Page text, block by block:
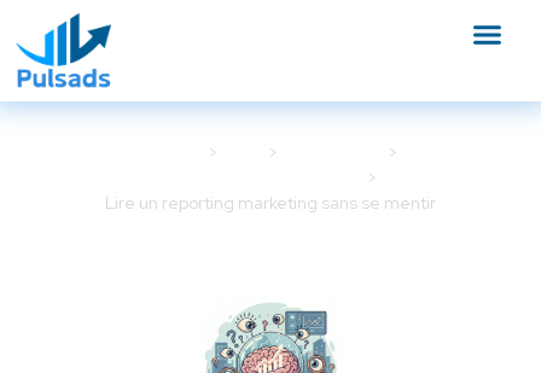
Lire un reporting marketing sans se mentir